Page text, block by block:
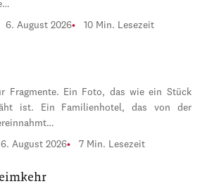
6. August 2026 10 Min. Lesezeit
Fragmente. Ein Foto, das wie ein Stück
ist. Ein Familienhotel, das von der
6. August 2026 7 Min. Lesezeit